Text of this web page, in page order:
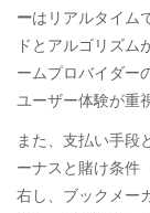
ーはリアルタイム
ドとアルゴリズム
ームプロバイダー
ユーザー体験が重
また、支払い手段
ーナスと賭け条件
右し、ブックメー